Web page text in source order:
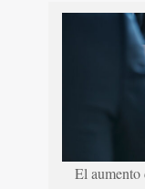
El aumento